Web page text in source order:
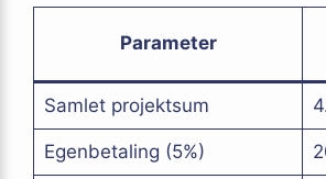
Parameter
Samlet projektsum
Egenbetaling (5%)